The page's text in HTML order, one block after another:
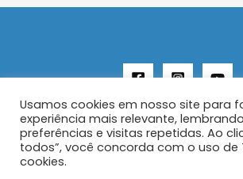
Copyright © 2026
Usamos cookies em nosso site para
experiência mais relevante,
preferências e visitas repetidas. Ao
todos”, você concorda com o uso de
cookies.